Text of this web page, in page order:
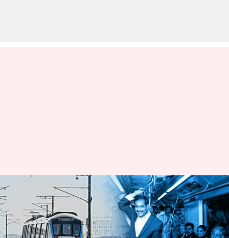
హైదరాబాద్ మెట్రోను పరిశీలించిన
పార్లమెంట్ స్టాండింగ్ కమిటీ
వ్రాసిన వారు Stalin Jan 23, 2023 03:12 pm